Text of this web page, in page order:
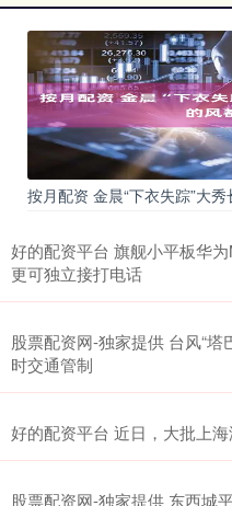
按月配资 金晨“下衣失踪”大
好的配资平台 旗舰小平板华
更可独立接打电话
股票配资网-独家提供 台风“塔
时交通管制
好的配资平台 近日，大批上
股票配资网-独家提供 东西城